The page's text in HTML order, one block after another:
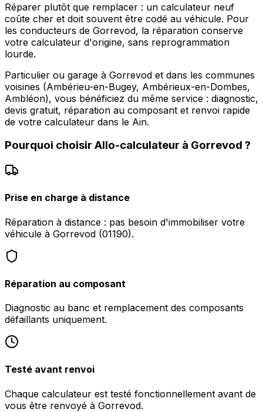
Réparer plutôt que remplacer : un calculateur neuf
coûte cher et doit souvent être codé au véhicule. Pour
les conducteurs de Gorrevod, la réparation conserve
votre calculateur d'origine, sans reprogrammation
lourde.
Particulier ou garage à Gorrevod et dans les communes
voisines (Ambérieu-en-Bugey, Ambérieux-en-Dombes,
Ambléon), vous bénéficiez du même service : diagnostic,
devis gratuit, réparation au composant et renvoi rapide
de votre calculateur dans le Ain.
Pourquoi choisir Allo-calculateur à Gorrevod ?
Prise en charge à distance
Réparation à distance : pas besoin d'immobiliser votre
véhicule à Gorrevod (01190).
Réparation au composant
Diagnostic au banc et remplacement des composants
défaillants uniquement.
Testé avant renvoi
Chaque calculateur est testé fonctionnellement avant de
vous être renvoyé à Gorrevod.